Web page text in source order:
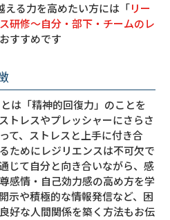
える力を高めたい方には「リー
研修～自分・部下・チームのレ
すすめです
は「精神的回復力」のことを
トレスやプレッシャーにさらさ
て、ストレスと上手に付き合
ためにレジリエンスは不可欠で
じて自分と向き合いながら、感
感情・自己効力感の高め方を学
示や積極的な情報発信など、困
好な人間関係を築く方法もお伝